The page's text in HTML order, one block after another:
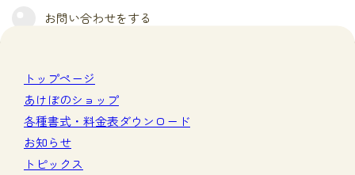
お問い合わせをする
トップページ
あけぼのショップ
各種書式・料金表ダウンロード
お知らせ
トピックス